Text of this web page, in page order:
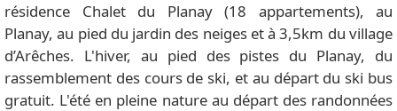
résidence Chalet du Planay (18 appartements), au
Planay, au pied du jardin des neiges et à 3,5km du village
d’Arêches. L'hiver, au pied des pistes du Planay, du
rassemblement des cours de ski, et au départ du ski bus
gratuit. L'été en pleine nature au départ des randonnées